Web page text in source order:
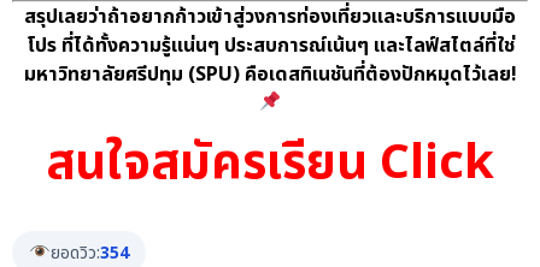
สรุปเลยว่าถ้าอยากก้าวเข้าสู่วงการท่องเที่ยวและบริการแบบมือ
โปร ที่ได้ทั้งความรู้แน่นๆ ประสบการณ์เน้นๆ และไลฟ์สไตล์ที่ใช่
มหาวิทยาลัยศรีปทุม (SPU) คือเดสทิเนชันที่ต้องปักหมุดไว้เลย!
สนใจสมัครเรียน Click
ยอดวิว:354